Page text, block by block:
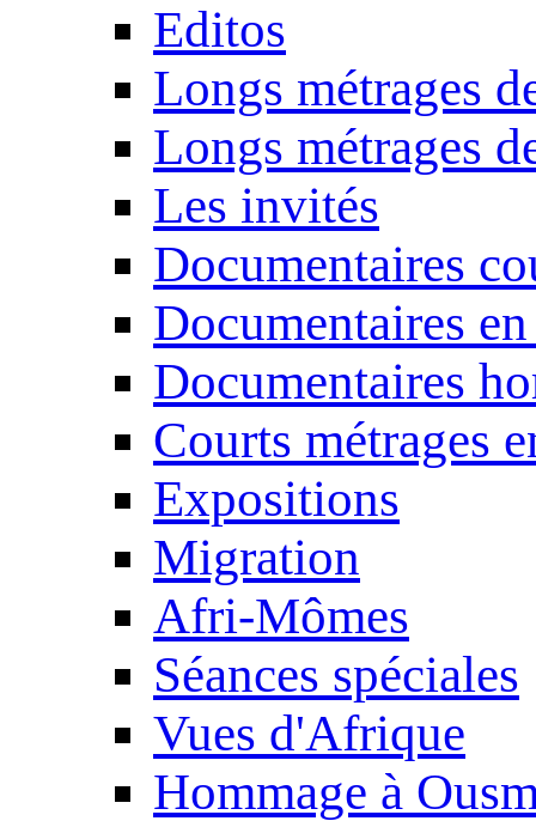
Editos
Longs métrages
Longs métrages
Les invités
Documentaires
Documentaires
Documentaires
Courts métrages
Expositions
Migration
Afri-Mômes
Séances spéciales
Vues d'Afrique
Hommage à